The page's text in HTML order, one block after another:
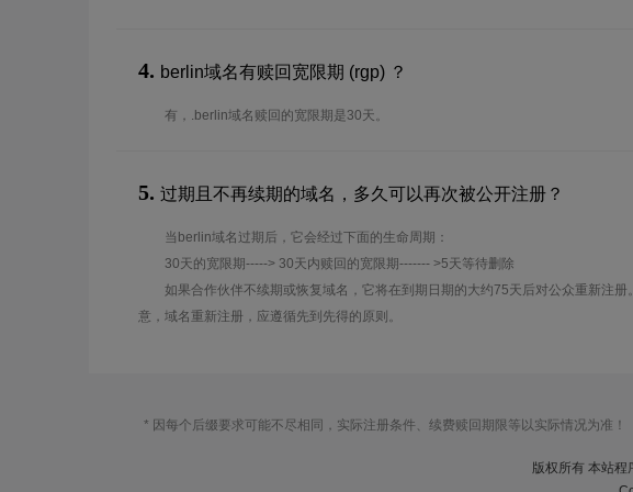
4. berlin域名有赎回宽限期 (rgp) ？
有，.berlin域名赎回的宽限期是30天。
5. 过期且不再续期的域名，多久可以再次被公开注册？
当berlin域名过期后，它会经过下面的生命周期：
30天的宽限期-----> 30天内赎回的宽限期------- >5天等待删除
如果合作伙伴不续期或恢复域名，它将在到期日期的大约75天后对公众重新注册
意，域名重新注册，应遵循先到先得的原则。
* 因每个后缀要求可能不尽相同，实际注册条件、续费赎回期限等以实际情况为准！
版权所有 本站